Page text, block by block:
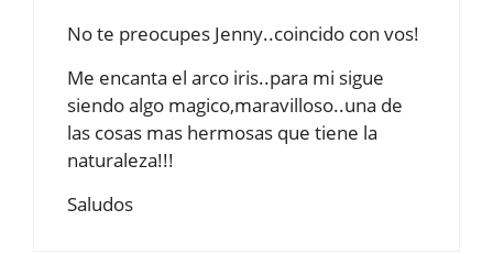
No te preocupes Jenny..coincido con vos!
Me encanta el arco iris..para mi sigue
siendo algo magico,maravilloso..una de
las cosas mas hermosas que tiene la
naturaleza!!!
Saludos